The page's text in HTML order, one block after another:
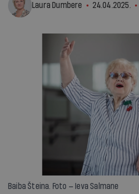
Laura Dumbere 24.04.2025.
Baiba Šteina. Foto — Ieva Salmane